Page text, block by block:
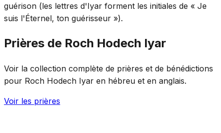
guérison (les lettres d'Iyar forment les initiales de « Je
suis l'Éternel, ton guérisseur »).
Prières de Roch Hodech Iyar
Voir la collection complète de prières et de bénédictions
pour Roch Hodech Iyar en hébreu et en anglais.
Voir les prières